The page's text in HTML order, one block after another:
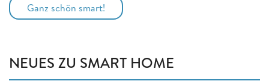
Ganz schön smart!
NEUES ZU SMART HOME